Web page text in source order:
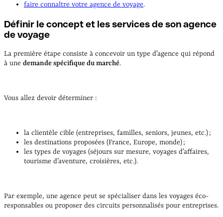
faire connaître votre agence de voyage.
Définir le concept et les services de son agence
de voyage
La première étape consiste à concevoir un type d’agence qui répond
à une demande spécifique du marché.
Vous allez devoir déterminer :
la clientèle cible (entreprises, familles, seniors, jeunes, etc.) ;
les destinations proposées (France, Europe, monde) ;
les types de voyages (séjours sur mesure, voyages d’affaires,
tourisme d’aventure, croisières, etc.).
Par exemple, une agence peut se spécialiser dans les voyages éco-
responsables ou proposer des circuits personnalisés pour entreprises.